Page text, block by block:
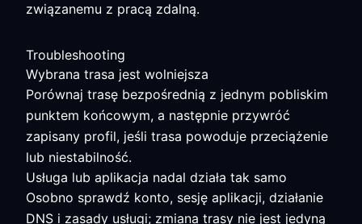
związanemu z pracą zdalną.
Troubleshooting
Wybrana trasa jest wolniejsza
Porównaj trasę bezpośrednią z jednym pobliskim
punktem końcowym, a następnie przywróć
zapisany profil, jeśli trasa powoduje przeciążenie
lub niestabilność.
Usługa lub aplikacja nadal działa tak samo
Osobno sprawdź konto, sesję aplikacji, działanie
DNS i zasady usługi; zmiana trasy nie jest jedyną